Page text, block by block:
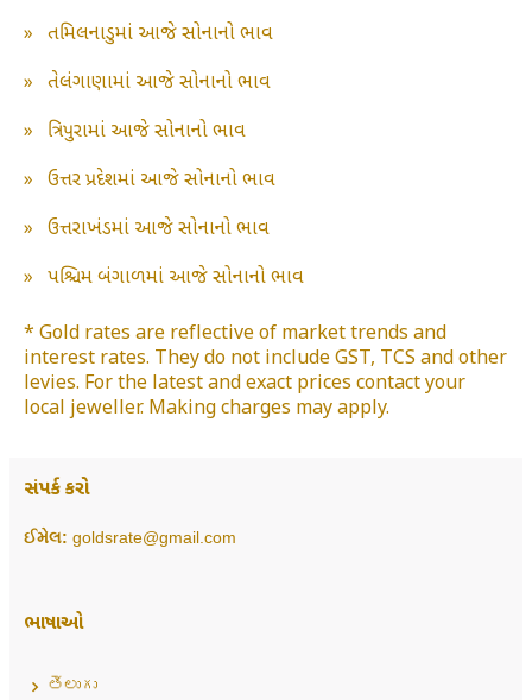
»
તમિલનાડુમાં આજે સોનાનો ભાવ
»
તેલંગાણામાં આજે સોનાનો ભાવ
»
ત્રિપુરામાં આજે સોનાનો ભાવ
»
ઉત્તર પ્રદેશમાં આજે સોનાનો ભાવ
»
ઉત્તરાખંડમાં આજે સોનાનો ભાવ
»
પશ્ચિમ બંગાળમાં આજે સોનાનો ભાવ
* Gold rates are reflective of market trends and
interest rates. They do not include GST, TCS and other
levies. For the latest and exact prices contact your
local jeweller. Making charges may apply.
સંપર્ક કરો
ઈમેલ: goldsrate@gmail.com
ભાષાઓ
తెలుగు